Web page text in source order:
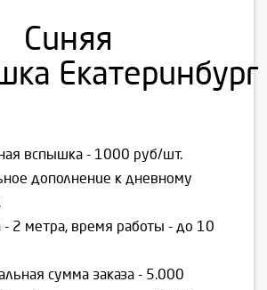
Синяя
Екатеринбург
вспышка - 1000 руб/шт.
дополнение к дневному
- 2 метра, время работы - до 10
сумма заказа - 5.000